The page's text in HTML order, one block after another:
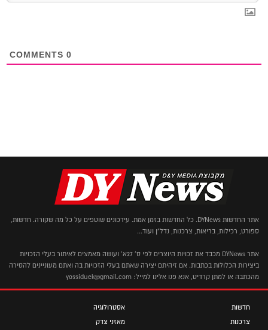
0
אתר החדשות DYNews. כל החדשות בזמן אמת. עידכונים שוטפים על כל מה שקורה. חדשות,
ספורט, רכילות, בריאות, צרכנות, נדל"ן ועוד...
אתר DYNews מכבד את זכויות היוצרים לפי ס' 27א' ועושה מאמצים לאיתור בעלי הזכויות
ביצירות הכלולות בכתבות. אם זיהיתם יצירה שאתם בעלי הזכויות בה ואתם מעוניינים להסירה
מהכתבה או למתן קרדיט, אנא פנו אלינו למייל: yossiduek@gmail.com
חדשות
צרכנות
אסטרולוגיה
מאזני צדק